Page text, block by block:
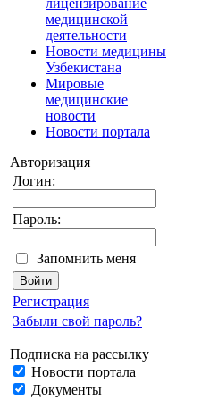
лицензирование
медицинской
деятельности
Новости медицины
Узбекистана
Мировые
медицинские
новости
Новости портала
Авторизация
Логин:
Пароль:
Запомнить меня
Регистрация
Забыли свой пароль?
Подписка на рассылку
Новости портала
Документы